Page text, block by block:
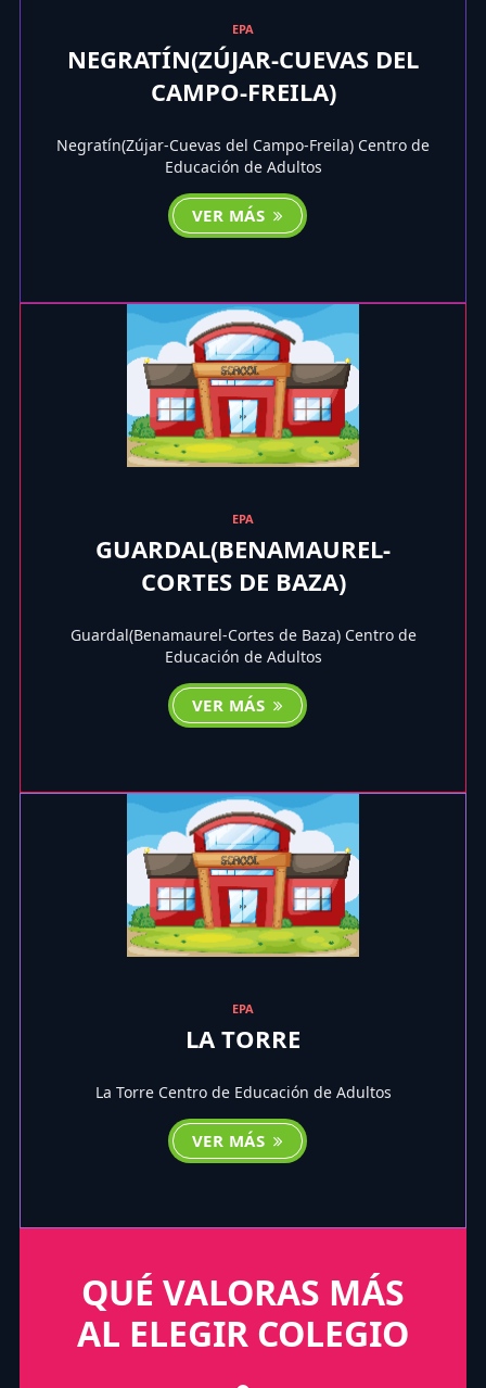
EPA
NEGRATÍN(ZÚJAR-CUEVAS DEL
CAMPO-FREILA)
Negratín(Zújar-Cuevas del Campo-Freila) Centro de
Educación de Adultos
VER MÁS
EPA
GUARDAL(BENAMAUREL-
CORTES DE BAZA)
Guardal(Benamaurel-Cortes de Baza) Centro de
Educación de Adultos
VER MÁS
EPA
LA TORRE
La Torre Centro de Educación de Adultos
VER MÁS
QUÉ VALORAS MÁS
AL ELEGIR COLEGIO